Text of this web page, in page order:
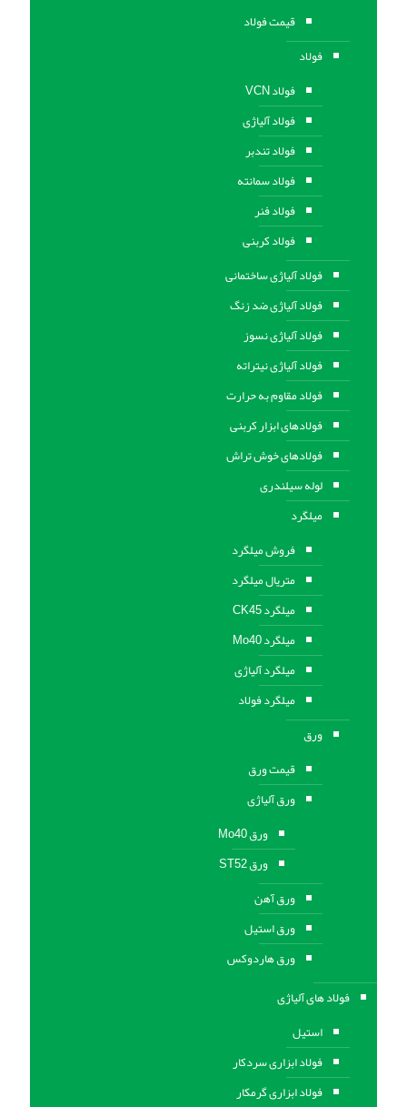
قیمت فولاد
فولاد
فولاد VCN
فولاد آلیاژی
فولاد تندبر
فولاد سمانته
فولاد فنر
فولاد کربنی
فولاد آلیاژی ساختمانی
فولاد آلیاژی ضد زنگ
فولاد آلیاژی نسوز
فولاد آلیاژی نیتراته
فولاد مقاوم به حرارت
فولادهای ابزار کربنی
فولادهای خوش تراش
لوله سیلندری
میلگرد
فروش میلگرد
متریال میلگرد
میلگرد CK45
میلگرد Mo40
میلگرد آلیاژی
میلگرد فولاد
ورق
قیمت ورق
ورق آلیاژی
ورق Mo40
ورق ST52
ورق آهن
ورق استيل
ورق هاردوکس
فولاد های آلیاژی
استیل
فولاد ابزاری سردکار
فولاد ابزاری گرمکار